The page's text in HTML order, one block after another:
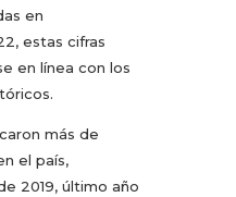
en
estas cifras
en línea con los
más de
el país,
2019, último año